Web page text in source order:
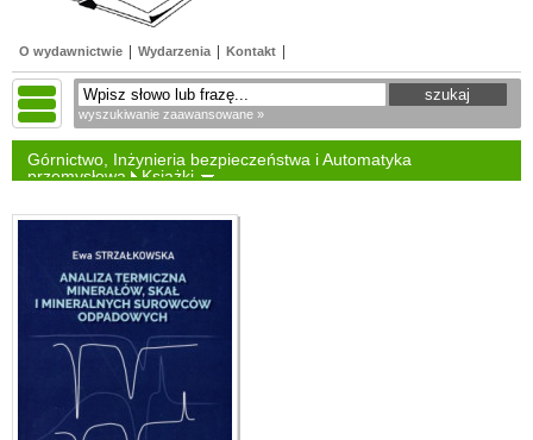
O wydawnictwie Wydarzenia Kontakt
wyszukiwanie zaawansowane »
Górnictwo, Inżynieria bezpieczeństwa i Automatyka
przemysłowa
Książki